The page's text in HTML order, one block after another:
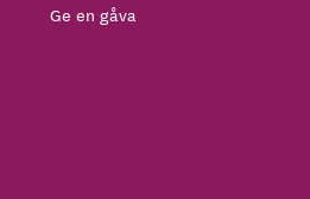
Ge en gåva